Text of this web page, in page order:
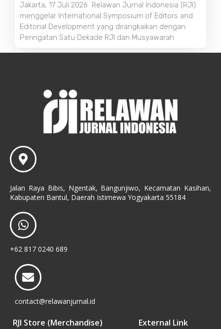
Jakarta, 17 Juli 2026 Relawan Jurnal Indonesia (RJI)
menggelar International Symposium of Editors and
Editorial Development yang dirangkaikan dengan
Peringatan Satu Dekade RJI dan Musyawarah
Jalan Raya Bibis, Ngentak, Bangunjiwo, Kecamatan Kasihan,
Kabupaten Bantul, Daerah Istimewa Yogyakarta 55184
+62 817 0240 689
contact@relawanjurnal.id
RJI Store (Merchandise) External Link